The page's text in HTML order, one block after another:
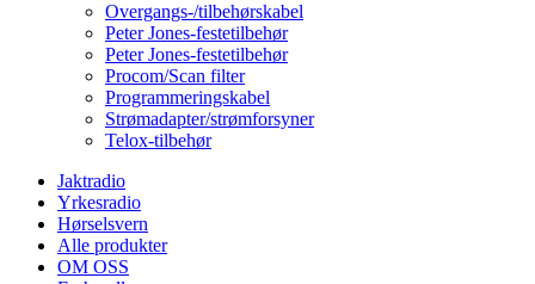
Overgangs-/tilbehørskabel
Peter Jones-festetilbehør
Peter Jones-festetilbehør
Procom/Scan filter
Programmeringskabel
Strømadapter/strømforsyner
Telox-tilbehør
Jaktradio
Yrkesradio
Hørselsvern
Alle produkter
OM OSS